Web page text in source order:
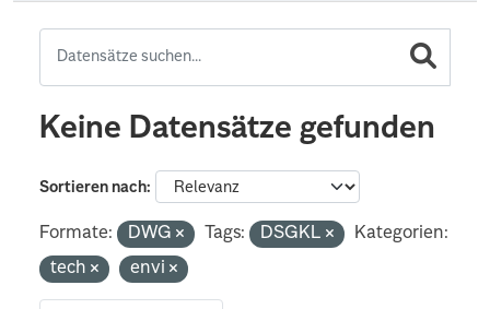
Keine Datensätze gefunden
Sortieren nach
Formate: DWG Tags: DSGKL
Kategorien:
tech
envi